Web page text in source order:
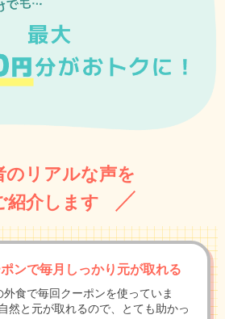
のリアルな声を
紹介します
ンで毎月しっかり元が取れる
外食で毎回クーポンを使っていま
然と元が取れるので、とても助かっ